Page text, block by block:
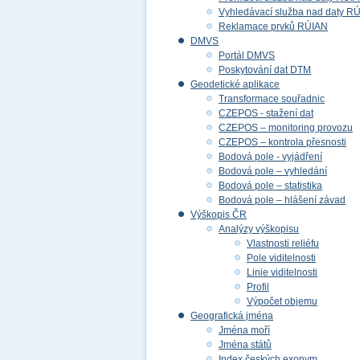
Vyhledávací služba nad daty
Reklamace prvků RÚIAN
DMVS
Portál DMVS
Poskytování dat DTM
Geodetické aplikace
Transformace souřadnic
CZEPOS - stažení dat
CZEPOS – monitoring provozu
CZEPOS – kontrola přesnosti
Bodová pole - vyjádření
Bodová pole – vyhledání
Bodová pole – statistika
Bodová pole – hlášení závad
Výškopis ČR
Analýzy výškopisu
Vlastnosti reliéfu
Pole viditelnosti
Linie viditelnosti
Profil
Výpočet objemu
Geografická jména
Jména moří
Jména států